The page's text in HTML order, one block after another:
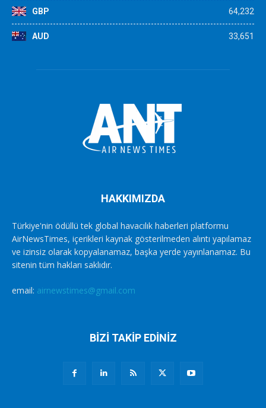
GBP 64,232
AUD 33,651
HAKKIMIZDA
Türkiye'nin ödüllü tek global havacılık haberleri platformu
AirNewsTimes, içerikleri kaynak gösterilmeden alıntı yapılamaz
ve izinsiz olarak kopyalanamaz, başka yerde yayınlanamaz. Bu
sitenin tüm hakları saklıdır.
email: airnewstimes@gmail.com
BİZİ TAKİP EDİNİZ